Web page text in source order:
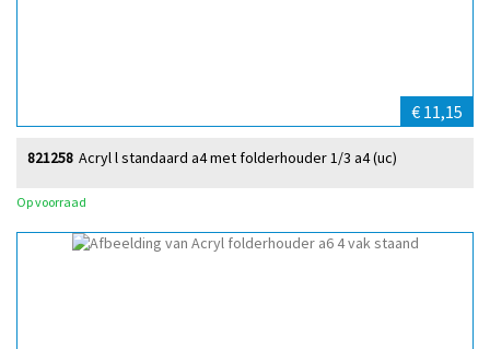
€ 11,15
Acryl l standaard a4 met folderhouder 1/3 a4 (uc)
821258
Op voorraad